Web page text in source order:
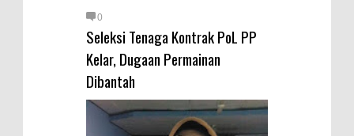
Bersih
Polsek Bolo Bongkar Peredaran
Diamankan Bersama 23 Poket
Sabu Siap Edar
0
Seleksi Tenaga Kontrak PoL PP
Kelar, Dugaan Permainan
Dibantah